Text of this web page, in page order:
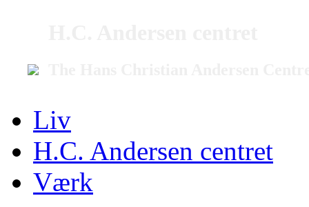
Liv
H.C. Andersen centret
Værk